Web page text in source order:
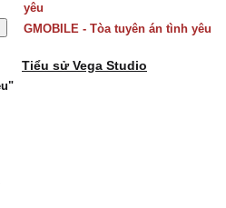
yêu
GMOBILE - Tòa tuyên án tình yêu
Tiểu sử Vega Studio